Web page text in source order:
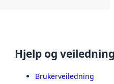
Hjelp og
Brukerveiledning